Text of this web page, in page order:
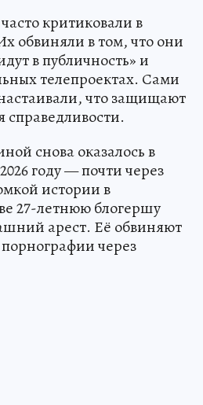
критиковали в
обвиняли в том, что они
в публичность» и
телепроектах. Сами
что защищают
снова оказалось в
году — почти через
истории в
27-летнюю блогершу
арест. Её обвиняют
через